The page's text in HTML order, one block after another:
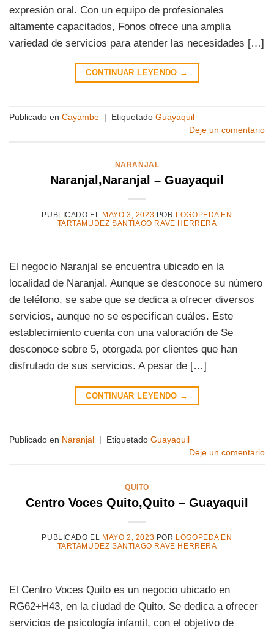
expresión oral. Con un equipo de profesionales
altamente capacitados, Fonos ofrece una amplia
variedad de servicios para atender las necesidades […]
CONTINUAR LEYENDO →
Publicado en Cayambe | Etiquetado Guayaquil
Deje un comentario
NARANJAL
Naranjal,Naranjal – Guayaquil
PUBLICADO EL MAYO 3, 2023 POR LOGOPEDA EN
TARTAMUDEZ SANTIAGO RAVE HERRERA
El negocio Naranjal se encuentra ubicado en la
localidad de Naranjal. Aunque se desconoce su número
de teléfono, se sabe que se dedica a ofrecer diversos
servicios, aunque no se especifican cuáles. Este
establecimiento cuenta con una valoración de Se
desconoce sobre 5, otorgada por clientes que han
disfrutado de sus servicios. A pesar de […]
CONTINUAR LEYENDO →
Publicado en Naranjal Etiquetado Guayaquil
Deje un comentario
QUITO
Centro Voces Quito,Quito – Guayaquil
PUBLICADO EL MAYO 2, 2023 POR LOGOPEDA EN
TARTAMUDEZ SANTIAGO RAVE HERRERA
El Centro Voces Quito es un negocio ubicado en
RG62+H43, en la ciudad de Quito. Se dedica a ofrecer
servicios de psicología infantil, con el objetivo de